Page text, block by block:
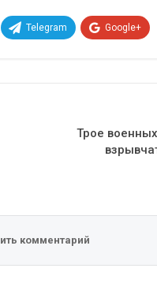
Telegram Google+
Трое
комментарий